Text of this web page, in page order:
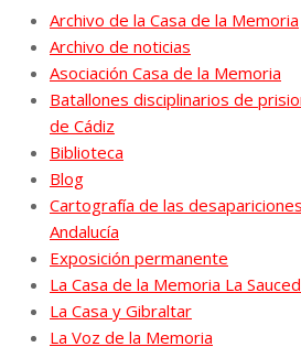
Archivo de la Casa de la Memoria
Archivo de noticias
Asociación Casa de la Memoria
Batallones disciplinarios de
de Cádiz
Biblioteca
Blog
Cartografía de las
Andalucía
Exposición permanente
La Casa de la Memoria La
La Casa y Gibraltar
La Voz de la Memoria